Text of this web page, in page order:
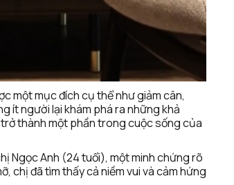
một mục đích cụ thể như giảm cân,
ít người lại khám phá ra những khả
thành một phần trong cuộc sống của
Ngọc Anh (24 tuổi), một minh chứng rõ
chị đã tìm thấy cả niềm vui và cảm hứng